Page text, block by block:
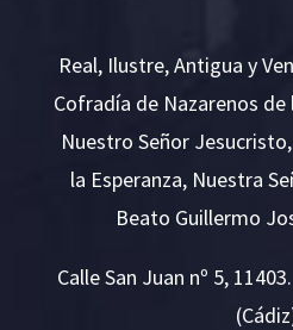
Real, Ilustre, Antigua y
Cofradía de Nazarenos de
Nuestro Señor
la Esperanza, Nuestra
Beato Guillermo
Calle San Juan nº 5,